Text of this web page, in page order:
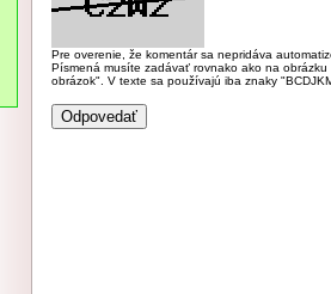
Pre overenie, že komentár sa nepridáva
Písmená musíte zadávať rovnako ako na
obrázok". V texte sa používajú iba znaky